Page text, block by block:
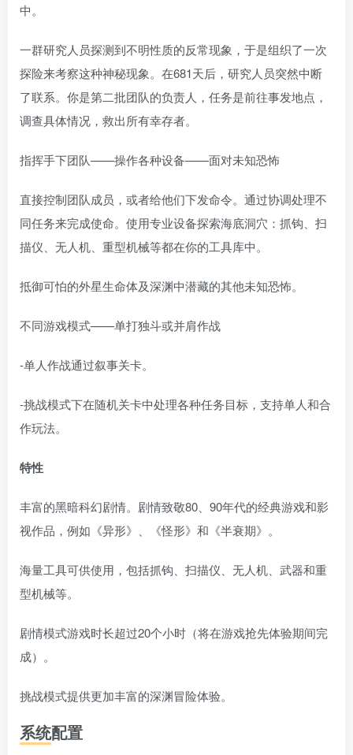
中。
一群研究人员探测到不明性质的反常现象，于是组织了一次
探险来考察这种神秘现象。在681天后，研究人员突然中断
了联系。你是第二批团队的负责人，任务是前往事发地点，
调查具体情况，救出所有幸存者。
指挥手下团队——操作各种设备——面对未知恐怖
直接控制团队成员，或者给他们下发命令。通过协调处理不
同任务来完成使命。使用专业设备探索海底洞穴：抓钩、扫
描仪、无人机、重型机械等都在你的工具库中。
抵御可怕的外星生命体及深渊中潜藏的其他未知恐怖。
不同游戏模式——单打独斗或并肩作战
-单人作战通过叙事关卡。
-挑战模式下在随机关卡中处理各种任务目标，支持单人和合
作玩法。
特性
丰富的黑暗科幻剧情。剧情致敬80、90年代的经典游戏和影
视作品，例如《异形》、《怪形》和《半衰期》。
海量工具可供使用，包括抓钩、扫描仪、无人机、武器和重
型机械等。
剧情模式游戏时长超过20个小时（将在游戏抢先体验期间完
成）。
挑战模式提供更加丰富的深渊冒险体验。
系统配置